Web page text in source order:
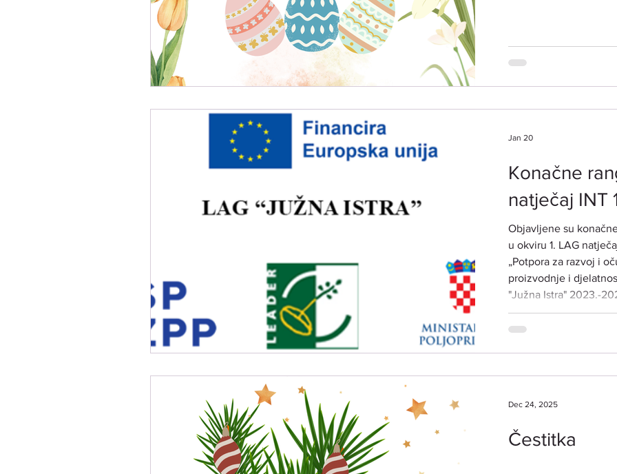
Konačne
natječaj INT
Objavljene su
u okviru 1. LAG natječaja za provedbu intervencije
„Potpora za razvoj i
proizvodnje i
"Južna Istra" 2023.-
2025. godine (ref.
Jan 20
Čestitka
Dec 24, 2025